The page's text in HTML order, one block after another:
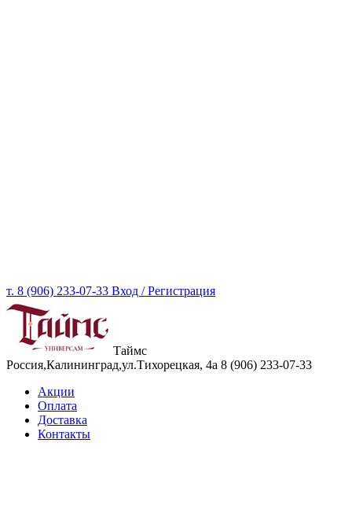
т. 8 (906) 233-07-33 Вход / Регистрация
Таймс
Россия,Калининград,ул.Тихорецкая, 4а 8 (906) 233-07-33
Акции
Оплата
Доставка
Контакты